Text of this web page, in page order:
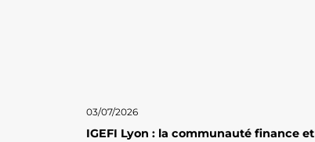
03/07/2026
IGEFI Lyon : la communauté finance et